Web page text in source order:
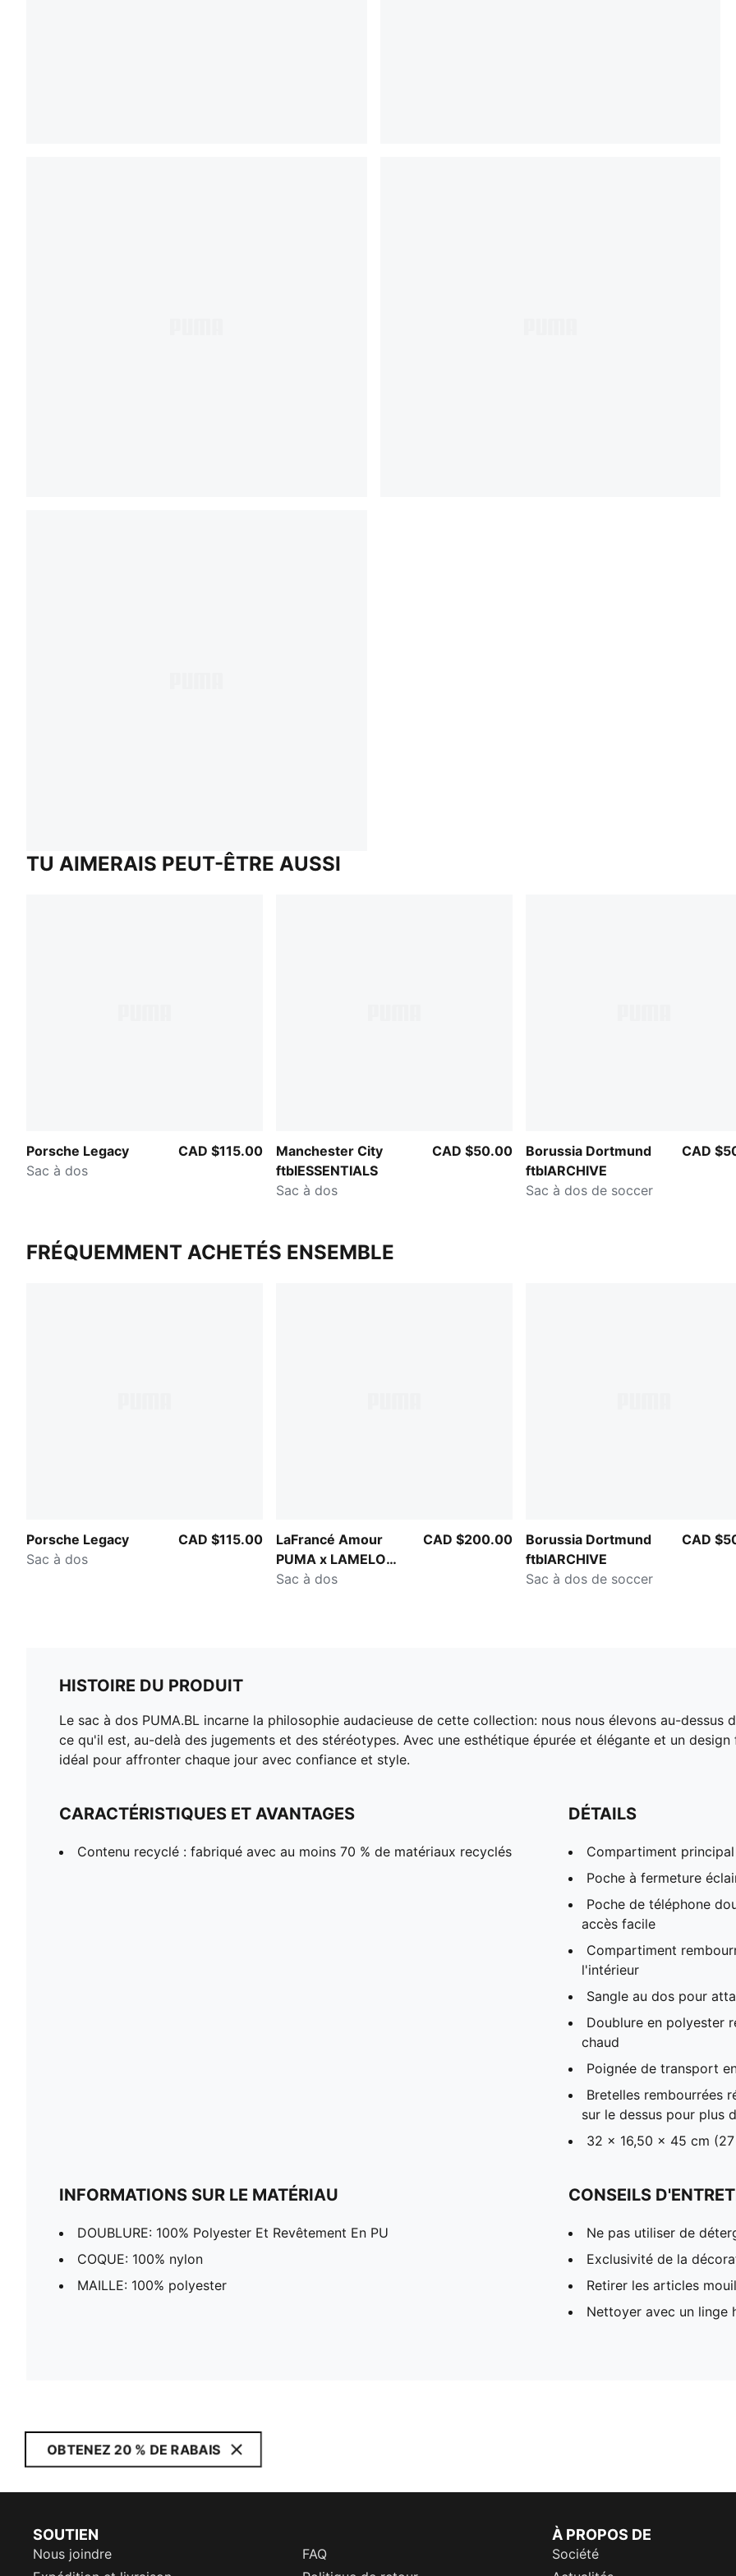
TU AIMERAIS PEUT-ÊTRE AUSSI
Porsche Legacy
Sac à dos
CAD $115.00
Manchester City
ftblESSENTIALS
Sac à dos
CAD $50.00
Borussia Dortmund
ftblARCHIVE
Sac à dos de soccer
CAD
FRÉQUEMMENT ACHETÉS ENSEMBLE
Porsche Legacy
Sac à dos
CAD $115.00
LaFrancé Amour
PUMA x LAMELO
BALL
Sac à dos
CAD $200.00
Borussia Dortmund
ftblARCHIVE
Sac à dos de soccer
CAD
HISTOIRE DU PRODUIT
Le sac à dos PUMA.BL incarne la philosophie audacieuse de cette collection: nous nous élevons au-
ce qu'il est, au-delà des jugements et des stéréotypes. Avec une esthétique épurée et élégante et un
idéal pour affronter chaque jour avec confiance et style.
CARACTÉRISTIQUES ET AVANTAGES
Contenu recyclé : fabriqué avec au moins 70 % de matériaux recyclés
DÉTAILS
Compartiment
Poche à fermeture
Poche de téléphone
accès facile
Compartiment
l'intérieur
Sangle au dos pour
Doublure en polyester
chaud
Poignée de transport
Bretelles rembourrées
sur le dessus pour plus
32 x 16,50 x 45 cm (27
INFORMATIONS SUR LE MATÉRIAU
DOUBLURE: 100% Polyester Et Revêtement En PU
COQUE: 100% nylon
MAILLE: 100% polyester
CONSEILS
Ne pas utiliser de
Exclusivité de la
Retirer les articles
Nettoyer avec un linge
OBTENEZ 20 % DE RABAIS
SOUTIEN
Nous joindre
FAQ
À PROPOS DE
Société